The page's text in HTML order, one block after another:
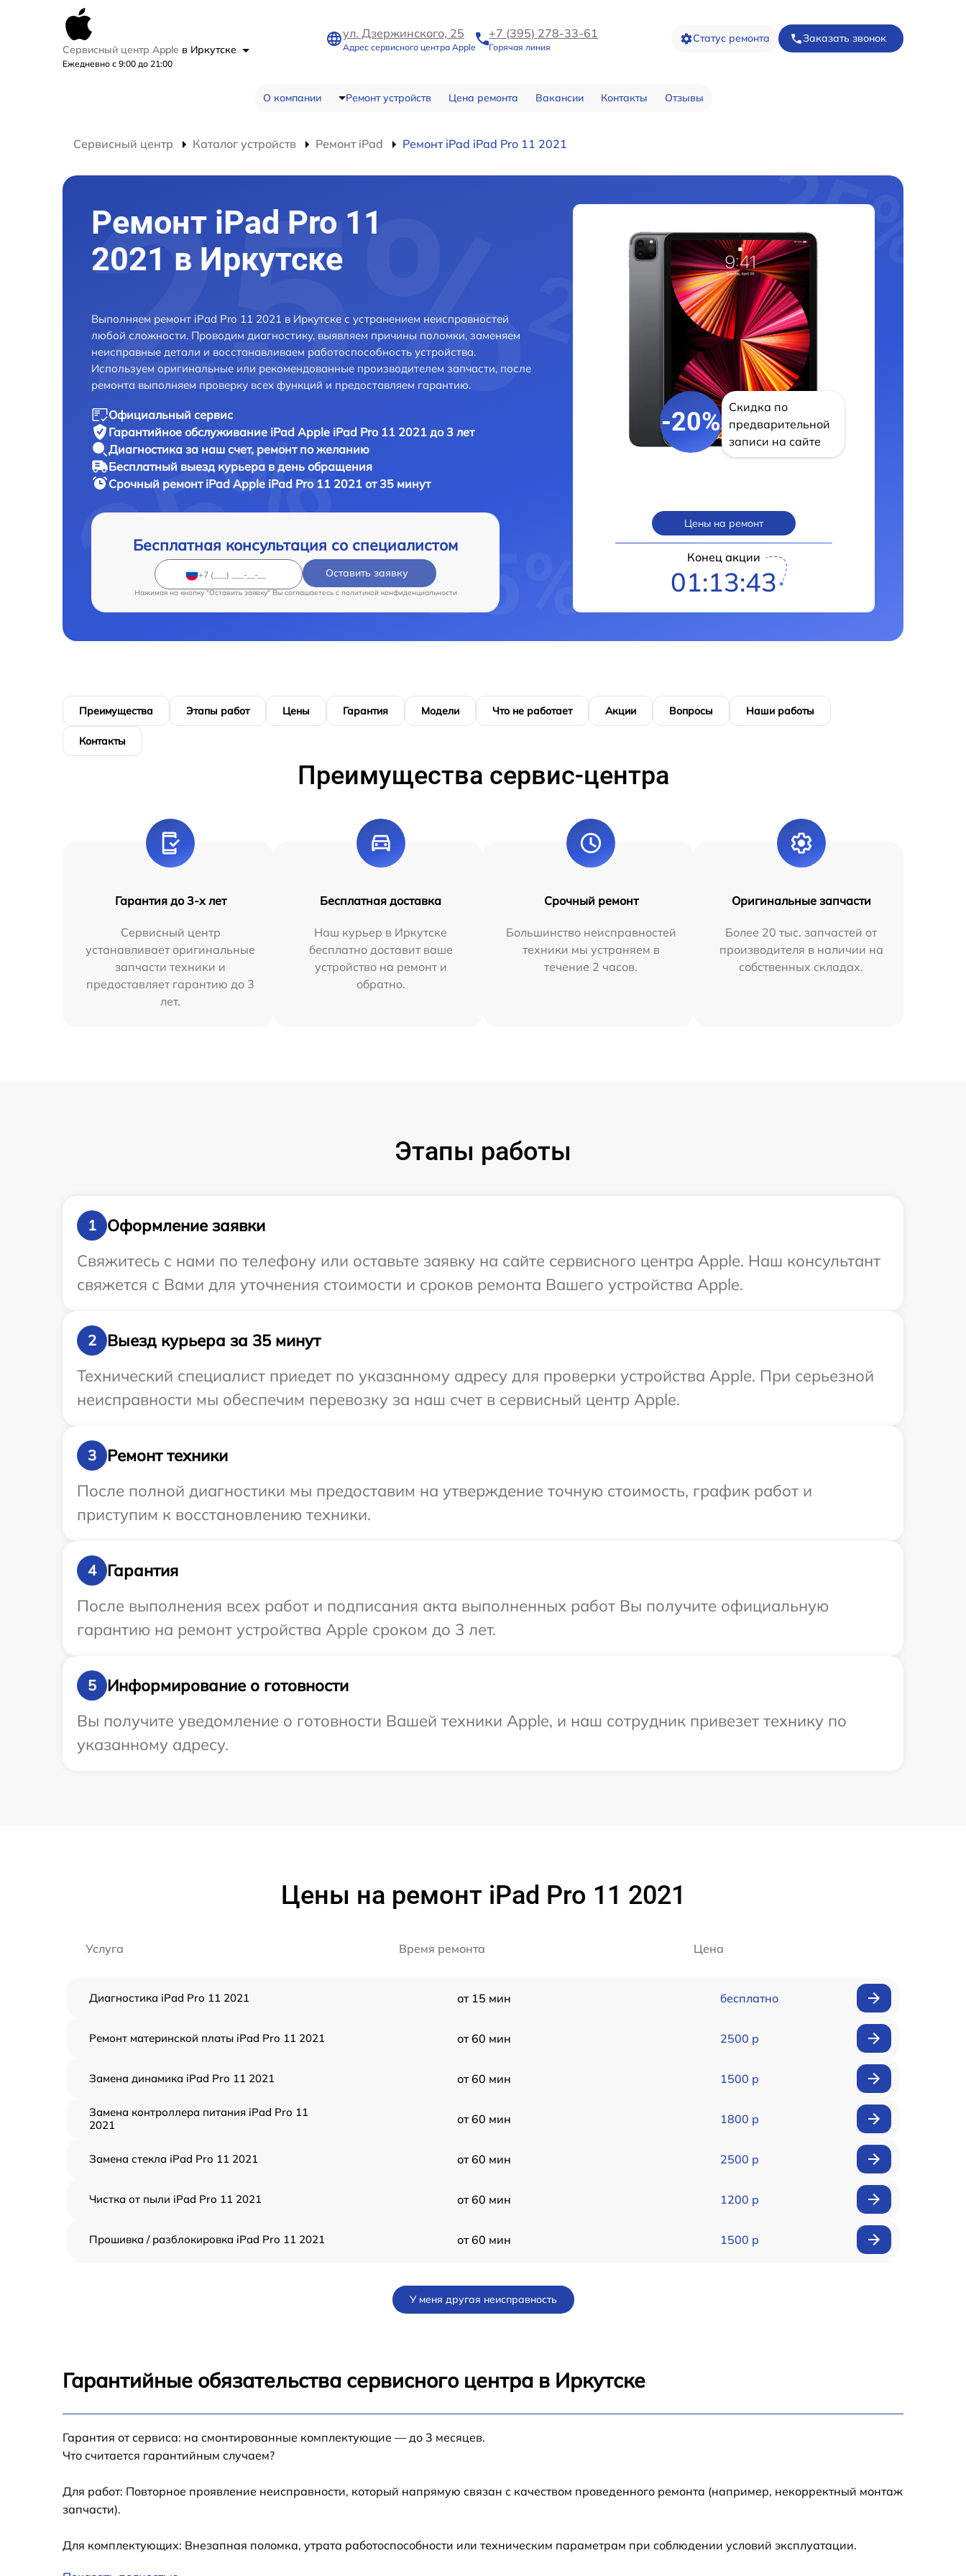
Сервисный центр Apple в Иркутске
Ежедневно с 9:00 до 21:00
ул. Дзержинского, 25
Адрес сервисного центра Apple
+7 (395) 278-33-61
Горячая линия
Статус ремонта Заказать звонок
О компании Ремонт устройств Цена ремонта Вакансии Контакты Отзывы
Сервисный центр Каталог устройств Ремонт iPad Ремонт iPad iPad Pro 11 2021
Ремонт iPad Pro 11
2021 в Иркутске
Выполняем ремонт iPad Pro 11 2021 в Иркутске с устранением неисправностей
любой сложности. Проводим диагностику, выявляем причины поломки, заменяем
неисправные детали и восстанавливаем работоспособность устройства.
Используем оригинальные или рекомендованные производителем запчасти, после
ремонта выполняем проверку всех функций и предоставляем гарантию.
Официальный сервис
Гарантийное обслуживание iPad Apple iPad Pro 11 2021 до 3 лет
Диагностика за наш счет, ремонт по желанию
Бесплатный выезд курьера в день обращения
Срочный ремонт iPad Apple iPad Pro 11 2021 от 35 минут
Бесплатная консультация со специалистом
Оставить заявку
Нажимая на кнопку "Оставить заявку" Вы соглашаетесь c политикой конфиденциальности
-20%
Скидка по
предварительной
записи на сайте
Цены на ремонт
Конец акции
01:13:42
Преимущества Этапы работ Цены Гарантия Модели Что не работает Акции Вопросы Наши работы
Контакты
Преимущества сервис-центра
Гарантия до 3-х лет
Сервисный центр
устанавливает оригинальные
запчасти техники и
предоставляет гарантию до 3
лет.
Бесплатная доставка
Наш курьер в Иркутске
бесплатно доставит ваше
устройство на ремонт и
обратно.
Срочный ремонт
Большинство неисправностей
техники мы устраняем в
течение 2 часов.
Оригинальные запчасти
Более 20 тыс. запчастей от
производителя в наличии на
собственных складах.
Этапы работы
1
Оформление заявки
Свяжитесь с нами по телефону или оставьте заявку на сайте сервисного центра Apple. Наш консультант
свяжется с Вами для уточнения стоимости и сроков ремонта Вашего устройства Apple.
2
Выезд курьера за 35 минут
Технический специалист приедет по указанному адресу для проверки устройства Apple. При серьезной
неисправности мы обеспечим перевозку за наш счет в сервисный центр Apple.
3
Ремонт техники
После полной диагностики мы предоставим на утверждение точную стоимость, график работ и
приступим к восстановлению техники.
4
Гарантия
После выполнения всех работ и подписания акта выполненных работ Вы получите официальную
гарантию на ремонт устройства Apple сроком до 3 лет.
5
Информирование о готовности
Вы получите уведомление о готовности Вашей техники Apple, и наш сотрудник привезет технику по
указанному адресу.
Цены на ремонт iPad Pro 11 2021
Услуга Время ремонта Цена
Диагностика iPad Pro 11 2021 от 15 мин бесплатно
Ремонт материнской платы iPad Pro 11 2021 от 60 мин 2500 р
Замена динамика iPad Pro 11 2021 от 60 мин 1500 р
Замена контроллера питания iPad Pro 11
2021
от 60 мин 1800 р
Замена стекла iPad Pro 11 2021 от 60 мин 2500 р
Чистка от пыли iPad Pro 11 2021 от 60 мин 1200 р
Прошивка / разблокировка iPad Pro 11 2021 от 60 мин 1500 р
Замена корпуса iPad Pro 11 2021 от 60 мин
У меня другая неисправность
Гарантийные обязательства сервисного центра в Иркутске
Гарантия от сервиса: на смонтированные комплектующие — до 3 месяцев.
Что считается гарантийным случаем?
Для работ: Повторное проявление неисправности, который напрямую связан с качеством проведенного ремонта (например, некорректный монтаж
запчасти).
Для комплектующих: Внезапная поломка, утрата работоспособности или техническим параметрам при соблюдении условий эксплуатации.